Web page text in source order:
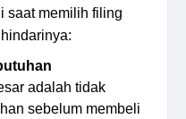
saat memilih filing
adalah tidak
sebelum membeli